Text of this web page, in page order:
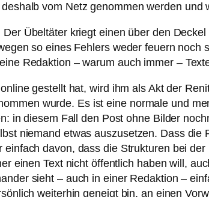
vom Netz genommen werden
Übeltäter kriegt einen über den
so eines Fehlers weder feuern noch
Redaktion – warum auch immer –
gestellt hat, wird ihm als Akt der
wurde. Es ist eine normale und
in diesem Fall den Post ohne Bilder
niemand etwas auszusetzen. Dass
davon, dass die Strukturen bei
einen Text nicht öffentlich haben will,
sieht – auch in einer Redaktion –
weiterhin geneigt bin, an einen